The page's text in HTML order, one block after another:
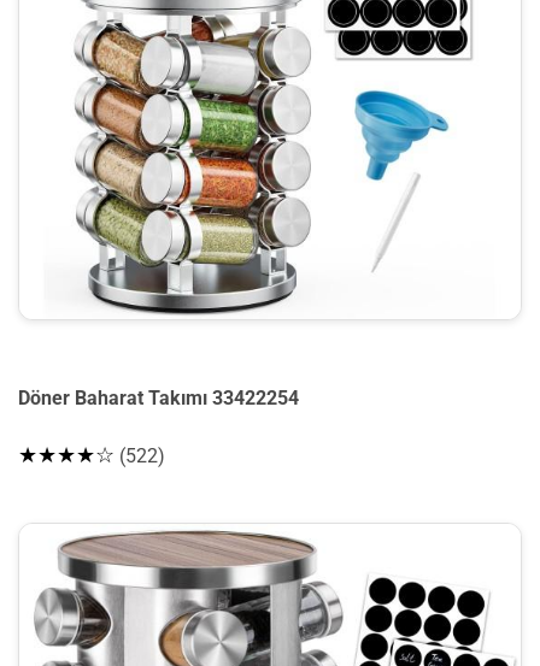
Döner Baharat Takımı 33422254
★★★★☆ (522)